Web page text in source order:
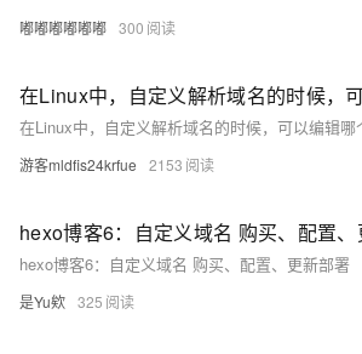
嘟嘟嘟嘟嘟嘟 300
游客mldfis24krfue 2153
hexo博客6：自定义域名 购买、配置
hexo博客6：自定义域名 购买、配置、更新部署
是Yu欸 325